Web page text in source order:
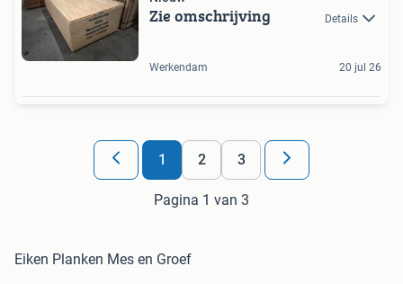
Zie omschrijving Details
Werkendam 20 jul 26
1 2 3
Pagina 1 van 3
Eiken Planken Mes en Groef